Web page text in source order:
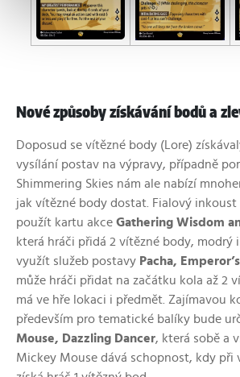
Nové způsoby získávání bodů a
Doposud se vítězné body ( Lore)
vysílání postav na výpravy, případně
Shimmering Skies nám ale nabízí
jak vítězné body dostat. Fialový inkoust
použít kartu akce Gathering Wisdom
která hráči přidá 2 vítězné body, modrý
využít služeb postavy Pacha,
může hráči přidat na začátku kola až 2
má ve hře lokaci i předmět. Zajímavou
především pro tematické balíky bude
Mouse, Dazzling Dancer, která sobě a
Mickey Mouse dává schopnost, kdy při